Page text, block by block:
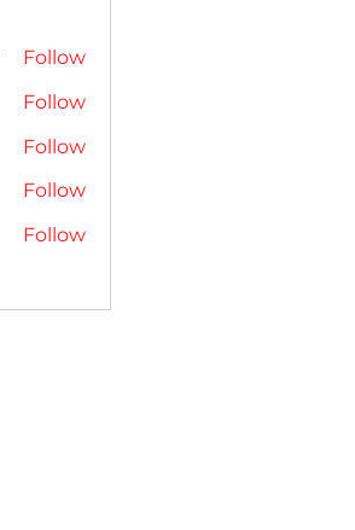
Follow
Follow
Follow
Follow
Follow